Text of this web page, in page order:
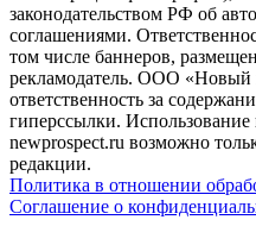
законодательством РФ об
соглашениями.
том числе баннеров,
рекламодатель. ООО «Новый
ответственность за
гиперссылки. Использование
newprospect.ru возможно
редакции.
Политика в отношении
Соглашение о